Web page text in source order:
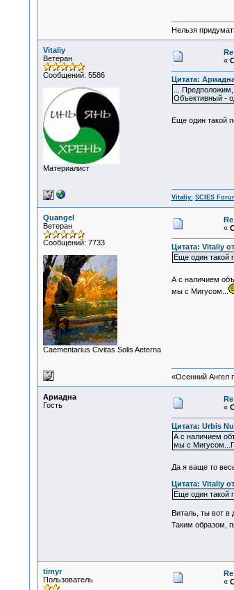
Нельзя
Vitaliy
Ветеран
Сообщений: 5586
Материалист
«
Цитата:
...
Объективный -
Еще один такой
Vitaliy: SCIES
Quangel
Ветеран
Сообщений: 7733
Сaementarius Civitas Solis Aeterna
«
Цитата: Vitaliy
Еще один такой
А с наличием
мы с Мигусом...
«Осенний Ангел
Ариадна
Гость
«
Цитата: Urbis
А с наличием
мы с
Да я ваще то
Цитата: Vitaliy
Еще один такой
Виталь, ты вот
Таким образом,
timyr
Пользователь
«